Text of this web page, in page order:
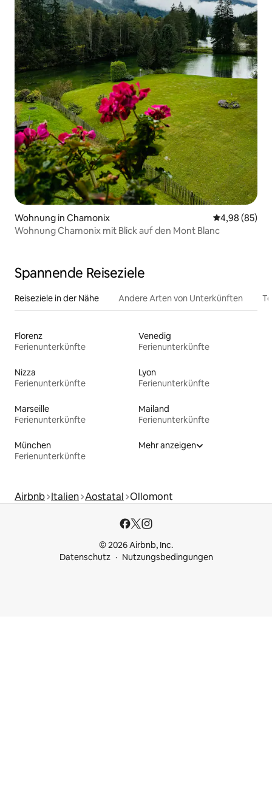
Wohnung in Chamonix
4,98 (85)
Wohnung Chamonix mit Blick auf den Mont Blanc
Spannende Reiseziele
Reiseziele in der Nähe Andere Arten von Unterkünften
Florenz
Ferienunterkünfte
Venedig
Ferienunterkünfte
Nizza
Ferienunterkünfte
Lyon
Ferienunterkünfte
Marseille
Ferienunterkünfte
Mailand
Ferienunterkünfte
München
Ferienunterkünfte
Mehr anzeigen
Airbnb Italien Aostatal Ollomont
© 2026 Airbnb, Inc.
Datenschutz
Nutzungsbedingungen